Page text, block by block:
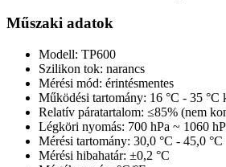
Műszaki adatok
Modell: TP600
Szilikon tok: narancs
Mérési mód: érintésmentes
Működési tartomány: 16 °C - 35 °C
Relatív páratartalom: ≤85% (nem
Légköri nyomás: 700 hPa ~ 1060
Mérési tartomány: 30,0 °C - 45,0 °C
Mérési hibahatár: ±0,2 °C